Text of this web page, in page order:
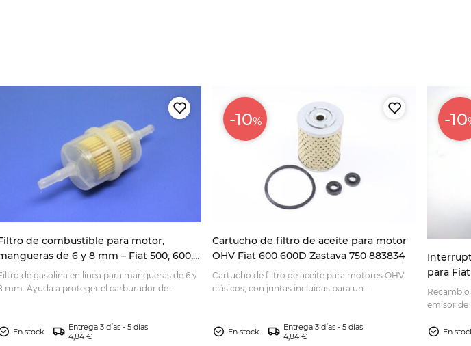
de combustible para motor,
de 6 y 8 mm – Fiat 500, 600,
127, 128, 131, 124, A112
de gasolina en línea para mangueras de 6 y
mm. Ayuda a proteger el carburador de
En stock
Entrega 3 días - 5 días
4,84 €
-10%
Cartucho de filtro de aceite para motor
OHV Fiat 600 600D Zastava 750 883834
Cartucho de filtro de aceite para motores OHV
clásicos, con juntas incluidas para un
En stock
Entrega 3 días - 5 días
4,84 €
-10
para Fiat
Recambio
emisor de
En